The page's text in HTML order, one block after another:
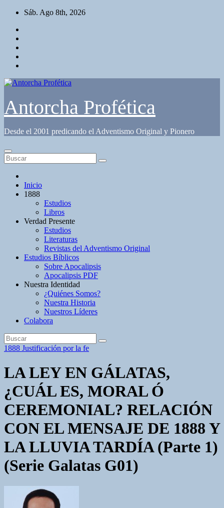
Saltar
contenido
Sáb. Ago 8th, 2026
Antorcha Profética
Desde el 2001 predicando el Adventismo Original y Pionero
Inicio
1888
Estudios
Libros
Verdad Presente
Estudios
Literaturas
Revistas del Adventismo Original
Estudios Bíblicos
Sobre Apocalipsis
Apocalipsis PDF
Nuestra Identidad
¿Quiénes Somos?
Nuestra Historia
Nuestros Líderes
Colabora
1888 Justificación por la fe
LA LEY EN GÁLATAS,
¿CUÁL ES, MORAL Ó
CEREMONIAL? RELACIÓN
CON EL MENSAJE DE 1888 Y
LA LLUVIA TARDÍA (Parte 1)
(Serie Galatas G01)